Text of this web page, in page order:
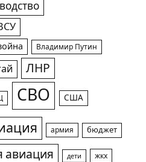
Владимир Путин
ЛНР
СВО США
армия бюджет
авиация дети жкх